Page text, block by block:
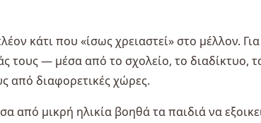
κάτι που «ίσως χρειαστεί» στο μέλλον.
τους — μέσα από το σχολείο, το διαδίκτυο,
από διαφορετικές χώρες.
από μικρή ηλικία βοηθά τα παιδιά να